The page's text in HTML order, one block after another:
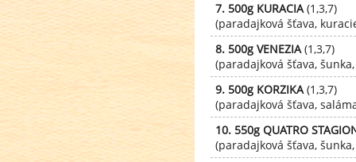
7. 500g KURACIA(1,3,7)
(paradajková šťava,
8. 500g VENEZIA(1,3,7)
(paradajková šťava,
9. 500g KORZIKA(1,3,7)
(paradajková šťava,
10. 550g QUATRO
(paradajková šťava,